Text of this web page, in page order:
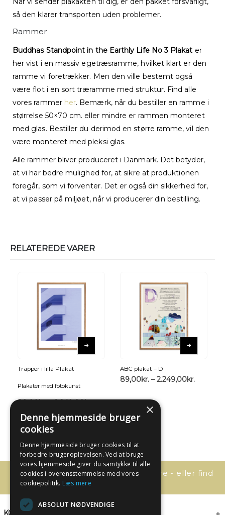
så den klarer transporten uden problemer.
Rammer
Buddhas Standpoint in the Earthly Life No 3 Plakat er
her vist i en massiv egetræsramme, hvilket klart er den
ramme vi foretrækker. Men den ville bestemt også
være flot i en sort træramme med struktur. Find alle
vores rammer her. Bemærk, når du bestiller en ramme i
størrelse 50×70 cm. eller mindre er rammen monteret
med glas. Bestiller du derimod en større ramme, vil den
være monteret med pleksi glas.
Alle rammer bliver produceret i Danmark. Det betyder,
at vi har bedre mulighed for, at sikre at produktionen
foregår, som vi forventer. Det er også din sikkerhed for,
at vi passer på miljøet, når vi producerer din bestilling.
RELATEREDE VARER
Trapper i lilla Plakat
Plakater med fotokunst
89,00kr. – 2.249,00kr.
ABC plakat – D
89,00kr. – 2.249,00kr.
Har du spørgsmål, så kontakt os bare - eller find
svaret her:
KONTAKT
×
Denne hjemmeside bruger
cookies
Denne hjemmeside bruger cookies til at
forbedre brugeroplevelsen. Ved at bruge
vores hjemmeside giver du samtykke til alle
cookies i overensstemmelse med vores
cookiepolitik. Læs mere
ABSOLUT NØDVENDIGE